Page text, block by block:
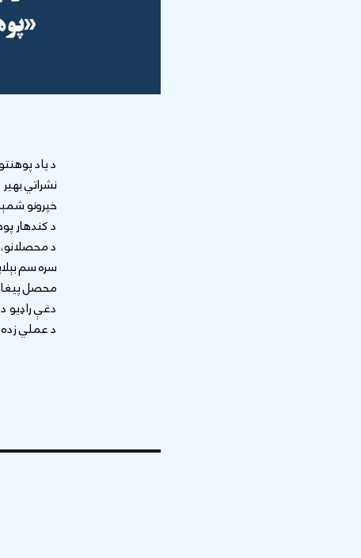
خپرونو شمېر یې هم له
د کندهار
د
سره سم
محصل
دغې راډیو
د عملي زده